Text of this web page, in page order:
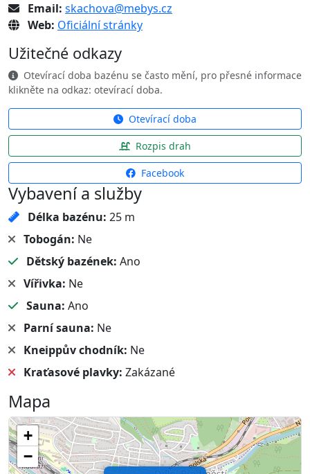
Email: skachova@mebys.cz
Web: Oficiální stránky
Užitečné odkazy
Otevírací doba bazénu se často mění, pro přesné informace
klikněte na odkaz: otevírací doba.
Otevírací doba
Rozpis drah
Facebook
Vybavení a služby
Délka bazénu: 25 m
Tobogán: Ne
Dětský bazének: Ano
Vířivka: Ne
Sauna: Ano
Parní sauna: Ne
Kneippův chodník: Ne
Kraťasové plavky: Zakázané
Mapa
+
−